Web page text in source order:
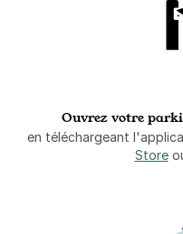
Ouvrez votre
en téléchargeant
Store